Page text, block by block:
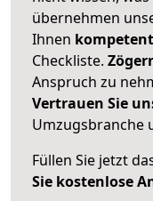
übernehmen
Ihnen
Checkliste.
Anspruch zu
Vertrauen Sie
Umzugsbranche
Füllen Sie jetzt
Sie kostenlose